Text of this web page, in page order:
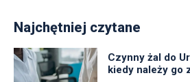
Najchętniej czytane
Czynny żal do
kiedy należy go